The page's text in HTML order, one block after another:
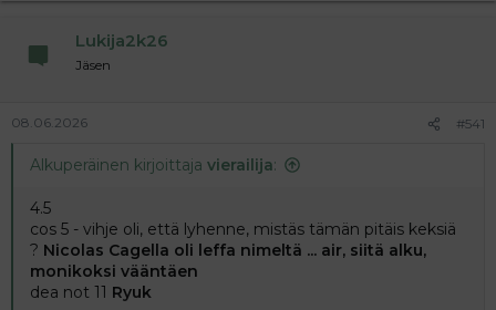
Lukija2k26
Jäsen
08.06.2026 #541
Alkuperäinen kirjoittaja vierailija:
4.5
cos 5 - vihje oli, että lyhenne, mistäs tämän pitäis keksiä
? Nicolas Cagella oli leffa nimeltä ... air, siitä alku,
monikoksi vääntäen
dea not 11 Ryuk